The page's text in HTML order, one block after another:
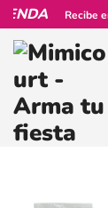
Saltar al
YA!